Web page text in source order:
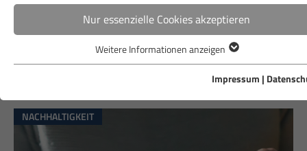
GESETZESÄNDERUNGEN
KUNDENPORTRAIT
MARKTENTWICKLUNG
NACHHALTIGKEIT
TRENDS
ÜBER DIE FÜR SIE
WARENKUNDE
NACHHALTIGKEIT
Nur essenzielle Cookies akzeptieren
Weitere Informationen anzeigen
Impressum |